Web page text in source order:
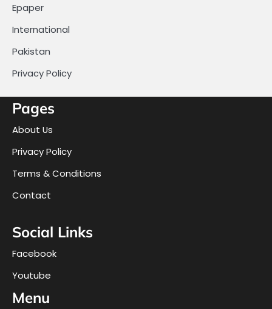
Epaper
International
Pakistan
Privacy Policy
Pages
About Us
Privacy Policy
Terms & Conditions
Contact
Social Links
Facebook
Youtube
Menu